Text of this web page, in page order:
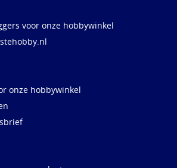
voor onze hobbywinkel
onze hobbywinkel